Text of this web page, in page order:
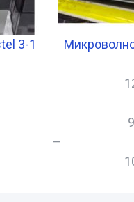
3-1
–